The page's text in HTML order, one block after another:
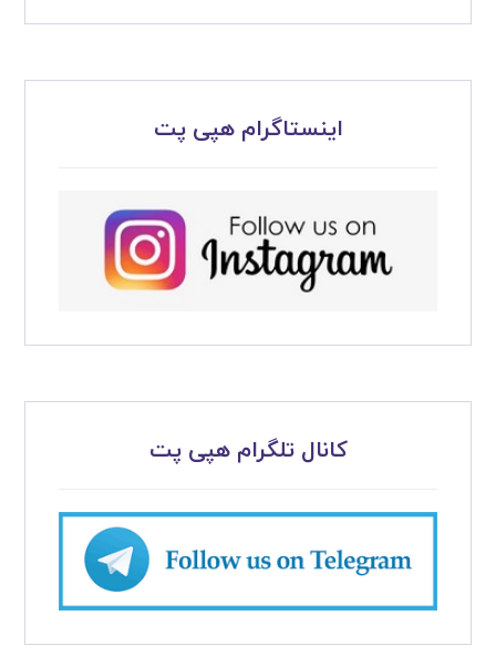
اینستاگرام هپی پت
کانال تلگرام هپی پت